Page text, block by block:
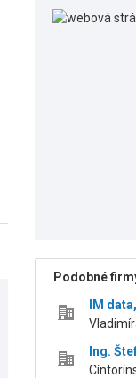
Podobné
IM
Ing.